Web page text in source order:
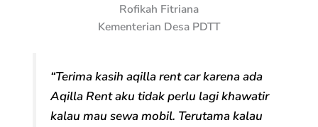
Rofikah Fitriana
Kementerian Desa PDTT
“Terima kasih aqilla rent car karena ada
Aqilla Rent aku tidak perlu lagi khawatir
kalau mau sewa mobil. Terutama kalau